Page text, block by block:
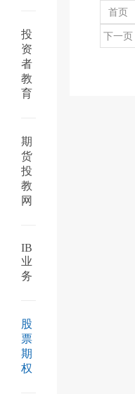
首页
下一页
投
资
者
教
育
期
货
投
教
网
IB
业
务
股
票
期
权